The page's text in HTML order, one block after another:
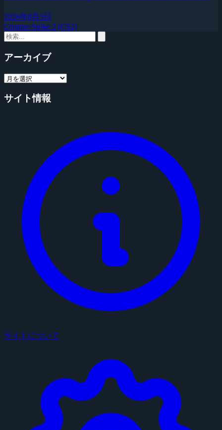
2026年8月5日
Counter-Strike 2 (CS2)
アーカイブ
サイト情報
サイトについて